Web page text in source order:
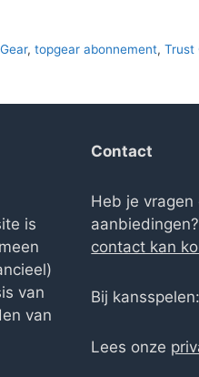
, topgear abonnement, Trust
is
van
van
Contact
Heb je
contact kan
Bij
Lees onze